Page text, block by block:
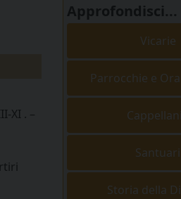
XI . –
Approfondisci...
Vicarie
Parrocchie e
Santuari
Storia della